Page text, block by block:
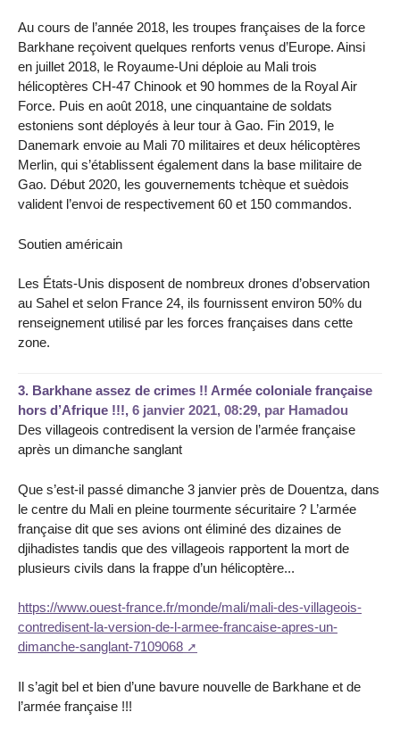
Au cours de l’année 2018, les troupes françaises de la force
Barkhane reçoivent quelques renforts venus d’Europe. Ainsi
en juillet 2018, le Royaume-Uni déploie au Mali trois
hélicoptères CH-47 Chinook et 90 hommes de la Royal Air
Force. Puis en août 2018, une cinquantaine de soldats
estoniens sont déployés à leur tour à Gao. Fin 2019, le
Danemark envoie au Mali 70 militaires et deux hélicoptères
Merlin, qui s’établissent également dans la base militaire de
Gao. Début 2020, les gouvernements tchèque et suèdois
valident l’envoi de respectivement 60 et 150 commandos.
Soutien américain
Les États-Unis disposent de nombreux drones d’observation
au Sahel et selon France 24, ils fournissent environ 50% du
renseignement utilisé par les forces françaises dans cette
zone.
3. Barkhane assez de crimes !! Armée coloniale française
hors d’Afrique !!!, 6 janvier 2021, 08:29, par Hamadou
Des villageois contredisent la version de l’armée française
après un dimanche sanglant
Que s’est-il passé dimanche 3 janvier près de Douentza, dans
le centre du Mali en pleine tourmente sécuritaire ? L’armée
française dit que ses avions ont éliminé des dizaines de
djihadistes tandis que des villageois rapportent la mort de
plusieurs civils dans la frappe d’un hélicoptère...
https://www.ouest-france.fr/monde/mali/mali-des-villageois-
contredisent-la-version-de-l-armee-francaise-apres-un-
dimanche-sanglant-7109068
Il s’agit bel et bien d’une bavure nouvelle de Barkhane et de
l’armée française !!!